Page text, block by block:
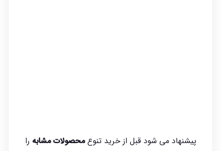
پیشنهاد می شود قبل از خرید تنوعمحصولات مشابه را